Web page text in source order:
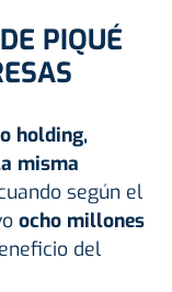
PIQUÉ
holding,
misma
según el
ocho millones
del